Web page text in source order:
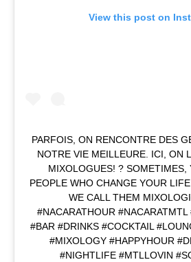
View this post on
PARFOIS, ON RENCONTRE DES
NOTRE VIE MEILLEURE. ICI, ON
MIXOLOGUES! ? SOMETIMES,
PEOPLE WHO CHANGE YOUR
WE CALL THEM
#NACARATHOUR
#BAR #DRINKS #COCKTAIL
#MIXOLOGY #HAPPYHOUR
#NIGHTLIFE #MTLLOVIN